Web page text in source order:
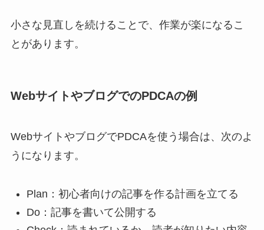
小さな見直しを続けることで、作業が楽になるこ
とがあります。
WebサイトやブログでのPDCAの例
WebサイトやブログでPDCAを使う場合は、次のよ
うになります。
Plan：初心者向けの記事を作る計画を立てる
Do：記事を書いて公開する